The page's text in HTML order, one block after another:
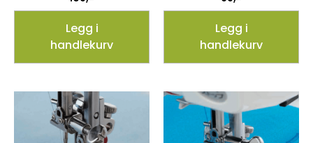
Legg i
handlekurv
Legg i
handlekurv